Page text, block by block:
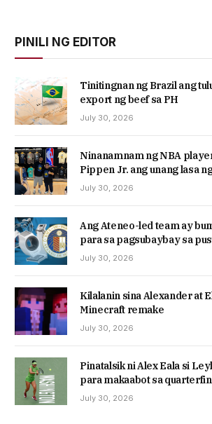
PINILI NG EDITOR
Tinitingnan ng Brazil ang
export ng beef sa PH
July 30, 2026
Ninanamnam ng NBA
Pippen Jr. ang unang lasa
July 30, 2026
Ang Ateneo-led team ay
para sa pagsubaybay sa
July 30, 2026
Kilalanin sina Alexander at
Minecraft remake
July 30, 2026
Pinatalsik ni Alex Eala si
para makaabot sa
July 30, 2026